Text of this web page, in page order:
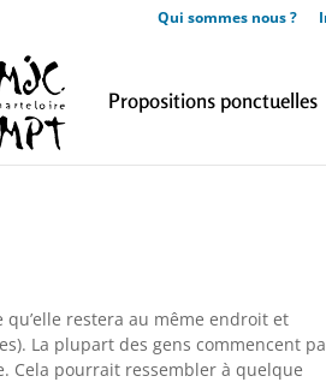
Qui sommes nous ?
Propositions ponctuelles
qu’elle restera au même endroit et
La plupart des gens commencent
Cela pourrait ressembler à quelque